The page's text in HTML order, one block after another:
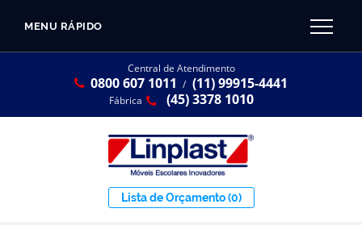
MENU RÁPIDO
Central de Atendimento
0800 607 1011 / (11) 99915-4441
Fábrica (45) 3378 1010
Lista de Orçamento(0)
Linha Resina Plástica
CATÁLOGO LINPLAST 2025
SOBRE A EMPRESA